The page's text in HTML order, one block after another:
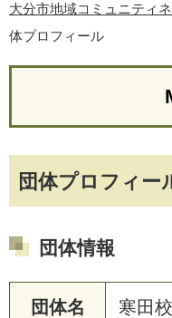
大分市地域コミュニティ
体プロフィール
団体プロフィー
団体情報
団体名 寒田